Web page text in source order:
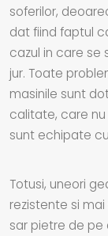
soferilor,
dat fiind faptul
cazul in care se
jur. Toate
masinile sunt
calitate, care
sunt echipate
Totusi, uneori
rezistente si
sar pietre de